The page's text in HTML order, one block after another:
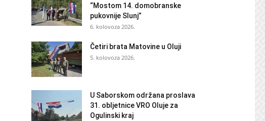
“Mostom 14. domobranske
pukovnije Slunj”
6. kolovoza 2026.
Četiri brata Matovine u Oluji
5. kolovoza 2026.
U Saborskom održana proslava
31. obljetnice VRO Oluje za
Ogulinski kraj